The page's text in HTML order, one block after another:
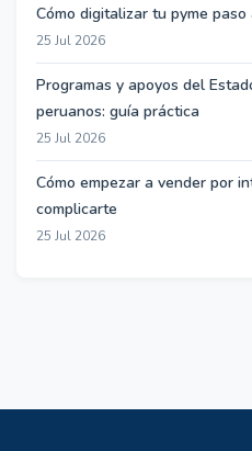
Cómo digitalizar tu pyme paso
25 Jul 2026
Programas y apoyos del
peruanos: guía práctica
25 Jul 2026
Cómo empezar a vender por
complicarte
25 Jul 2026